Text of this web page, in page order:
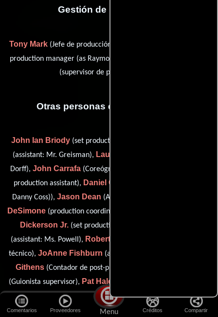
Comentarios Proveedores Menu Créditos Compartir
Gestión de producción
Tony Mark (Jefe de producción),
production manager (as Raymond Quinlan)) y
(supervisor de post-producción)
Otras personas que participaron
John Ian Briody(set production assistant),
(assistant: Mr. Greisman), Laurie Cardonick
Dorff), John Carrafa (Coreógrafo),
production assistant), Daniel Coss
Danny Coss)), Jason Dean (Asistente de producción),
DeSimone (production coordinator (as John De Simone)),
Dickerson Jr. (set production assistant),
(assistant: Ms. Powell), Roberto Fernandez
técnico), JoAnne Fishburn (assistant: Mr. Mark),
Githens (Contador de post-producción),
(Guionista supervisor), Pat Haldeman
York Cat Gang),Robert L. Hall(Asistente de producción),
Gareth Hendee(assistant: Mr. Lapine), Una Hill (Secretaria de